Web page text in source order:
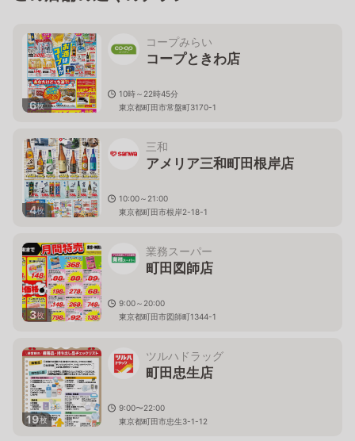
6枚
コープみらい
コープときわ店
10時～22時45分
東京都町田市常盤町3170-1
4枚
三和
アメリア三和町田根岸店
10:00～21:00
東京都町田市根岸2-18-1
3枚
業務スーパー
町田図師店
9:00～20:00
東京都町田市図師町1344-1
19枚
ツルハドラッグ
町田忠生店
9:00〜22:00
東京都町田市忠生3-1-12